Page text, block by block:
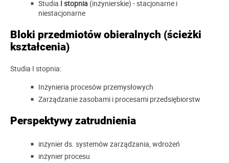
Studia I stopnia (inżynierskie) - stacjonarne i
niestacjonarne
Bloki przedmiotów obieralnych (ścieżki
kształcenia)
Studia I stopnia:
Inżynieria procesów przemysłowych
Zarządzanie zasobami i procesami przedsiębiorstw
Perspektywy zatrudnienia
inżynier ds. systemów zarządzania, wdrożeń
inżynier procesu